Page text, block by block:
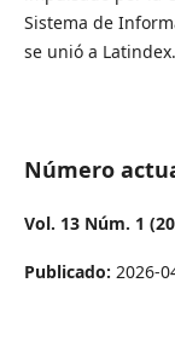
Sistema de
se unió a Latindex.
Número
Vol. 13 Núm. 1
Publicado: 2026-